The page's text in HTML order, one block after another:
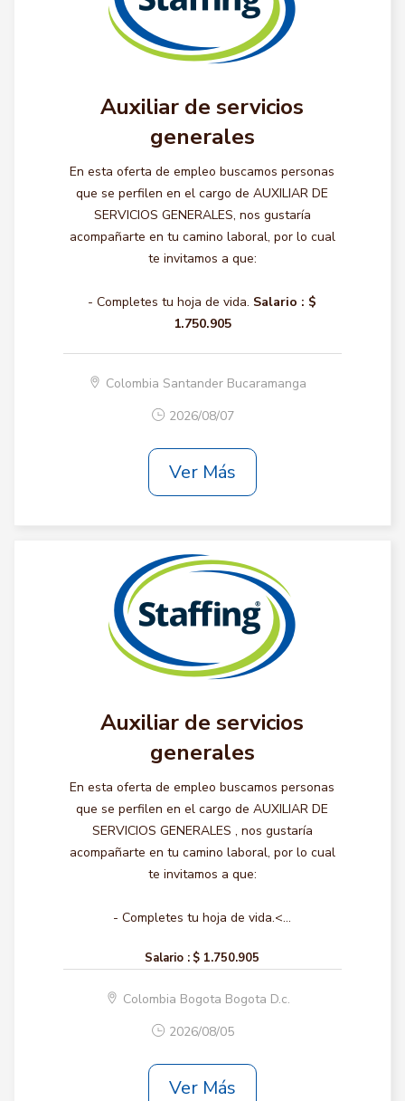
Auxiliar de servicios
generales
En esta oferta de empleo buscamos personas
que se perfilen en el cargo de AUXILIAR DE
SERVICIOS GENERALES, nos gustaría
acompañarte en tu camino laboral, por lo cual
te invitamos a que:
- Completes tu hoja de vida. Salario : $
1.750.905
Colombia Santander Bucaramanga
2026/08/07
Ver Más
Auxiliar de servicios
generales
En esta oferta de empleo buscamos personas
que se perfilen en el cargo de AUXILIAR DE
SERVICIOS GENERALES , nos gustaría
acompañarte en tu camino laboral, por lo cual
te invitamos a que:
- Completes tu hoja de vida.<...
Salario : $ 1.750.905
Colombia Bogota Bogota D.c.
2026/08/05
Ver Más